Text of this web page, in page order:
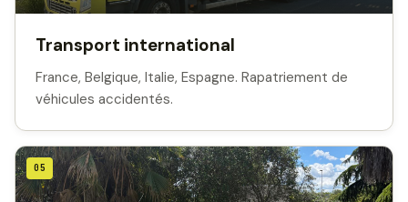
Transport international
France, Belgique, Italie, Espagne. Rapatriement de
véhicules accidentés.
05